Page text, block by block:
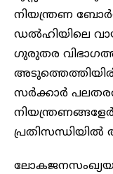
നിയന്ത്രണ
ഡൽഹിയിലെ
ഗുരുതര
സർക്കാർ
പ്രതിസന്ധിയിൽ